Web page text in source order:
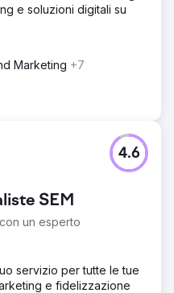
e soluzioni digitali su
Marketing +7
SEM
un esperto
4.6
servizio per tutte le tue
e fidelizzazione